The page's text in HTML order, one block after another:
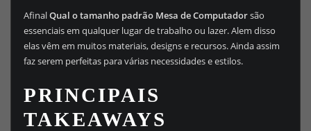
AfinalQual o tamanho padrão Mesa de Computadorsão
essenciais em qualquer lugar de trabalho ou lazer. Alem disso
elas vêm em muitos materiais, designs e recursos. Ainda assim
faz serem perfeitas para várias necessidades e estilos.
PRINCIPAIS
TAKEAWAYS